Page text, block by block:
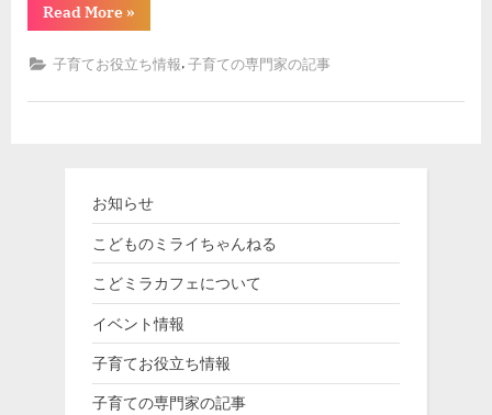
Read More“赤
ち
ん
の
動
»
子育てお役立ち情報,子育ての専門家の記事
お知らせ
こどものミライちゃんねる
こどミラカフェについて
イベント情報
子育てお役立ち情報
子育ての専門家の記事